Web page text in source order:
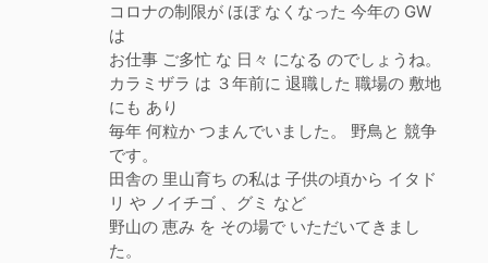
コロナの制限が ほぼ なくなった 今年の GW
は
お仕事 ご多忙 な 日々 になる のでしょうね。
カラミザラ は ３年前に 退職した 職場の 敷地
にも あり
毎年 何粒か つまんでいました。 野鳥と 競争
です。
田舎の 里山育ち の私は 子供の頃から イタド
リ や ノイチゴ 、グミ など
野山の 恵み を その場で いただいてきまし
た。